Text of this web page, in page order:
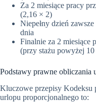
Za 2 miesiące pracy
(2,16 × 2)
Niepełny dzień
dnia
Finalnie za 2 miesiące
(przy stażu powyżej 10
Podstawy prawne obliczania
Kluczowe przepisy Kodeksu
urlopu proporcjonalnego to: